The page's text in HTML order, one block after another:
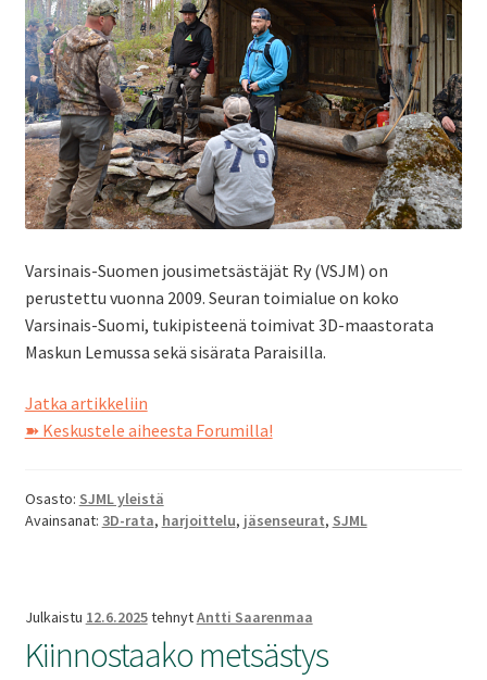
Varsinais-Suomen jousimetsästäjät Ry (VSJM) on
perustettu vuonna 2009. Seuran toimialue on koko
Varsinais-Suomi, tukipisteenä toimivat 3D-maastorata
Maskun Lemussa sekä sisärata Paraisilla.
Jatka artikkeliinSeuraesittely:
Varsinais-
ry
➽ Keskustele aiheesta Forumilla!
Osasto: SJML yleistä
Avainsanat: 3D-rata, harjoittelu, jäsenseurat, SJML
Julkaistu 12.6.2025tehnytAntti Saarenmaa
Kiinnostaako metsästys